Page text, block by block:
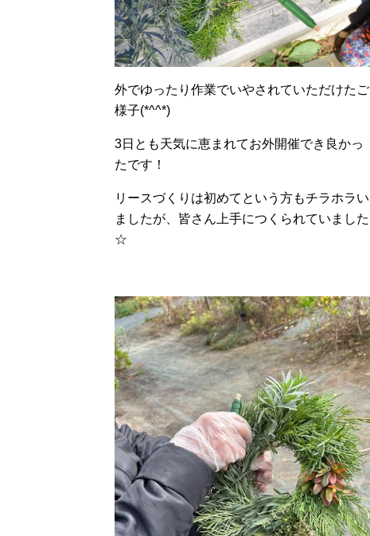
外でゆったり作業でいやされていただけたご
様子(*^^*)
3日とも天気に恵まれてお外開催でき良かっ
たです！
リースづくりは初めてという方もチラホラい
ましたが、皆さん上手につくられていました
☆